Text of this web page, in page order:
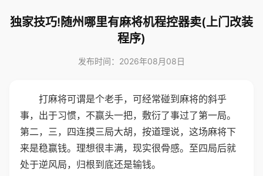
独家技巧!随州哪里有麻将机程控器卖(上门改装
程序)
发布时间：2026年08月08日
打麻将可谓是个老手，可经常碰到麻将的斜乎
事，出于习惯，不赢头一把，敷衍了事过了第一局。
第二，三，四连摸三局大胡，按道理说，这场麻将下
来是稳赢钱。理想很丰满，现实很骨感。至四局后就
处于逆风局，归根到底还是输钱。